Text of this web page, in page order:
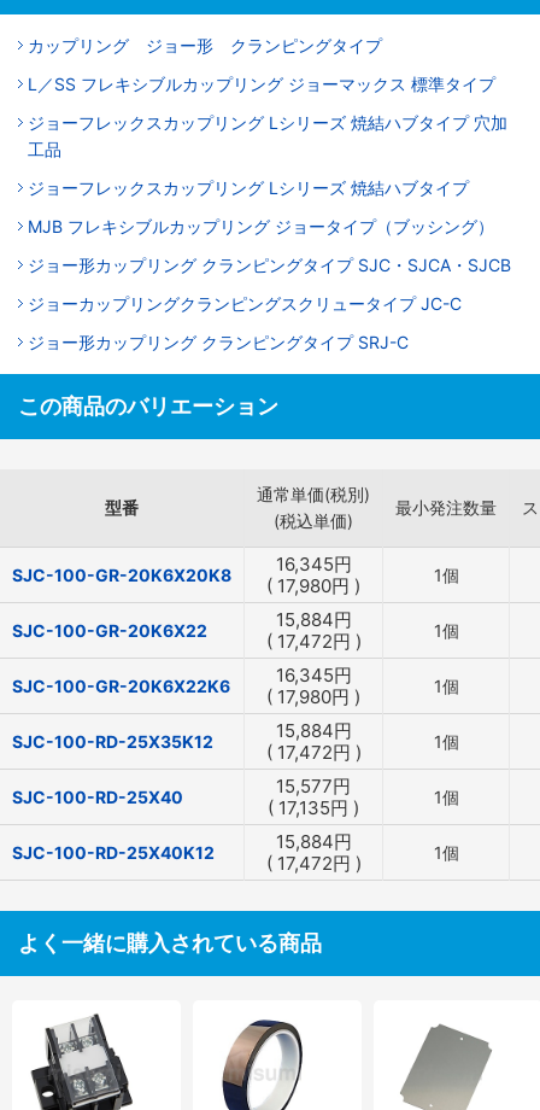
カップリング ジョー形 クランピングタイプ
L／SS フレキシブルカップリング ジョーマックス 標準タイプ
ジョーフレックスカップリング Lシリーズ 焼結ハブタイプ 穴加
工品
ジョーフレックスカップリング Lシリーズ 焼結ハブタイプ
MJB フレキシブルカップリング ジョータイプ（ブッシング）
ジョー形カップリング クランピングタイプ SJC・SJCA・SJCB
ジョーカップリングクランピングスクリュータイプ JC-C
ジョー形カップリング クランピングタイプ SRJ-C
この商品のバリエーション
型番
通常単価(税別)
(税込単価)
最小発注数量
SJC-100-GR-20K6X20K8 16,345円
( 17,980円 ) 1個
SJC-100-GR-20K6X22 15,884円
( 17,472円 ) 1個
SJC-100-GR-20K6X22K6 16,345円
( 17,980円 ) 1個
SJC-100-RD-25X35K12 15,884円
( 17,472円 ) 1個
SJC-100-RD-25X40 15,577円
( 17,135円 ) 1個
SJC-100-RD-25X40K12 15,884円
( 17,472円 ) 1個
よく一緒に購入されている商品